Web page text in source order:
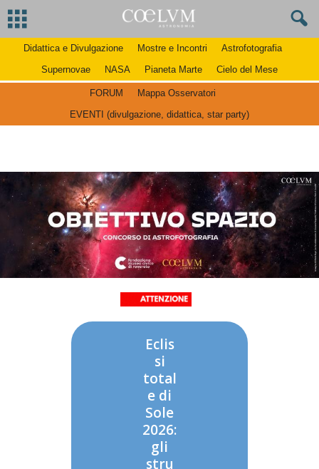
Didattica e Divulgazione Mostre e Incontri
Astrofotografia
Supernovae
NASA Pianeta Marte Cielo del Mese
FORUM
Mappa Osservatori
EVENTI (divulgazione, didattica, star party)
Eclis
si
total
e di
Sole
2026:
gli
stru